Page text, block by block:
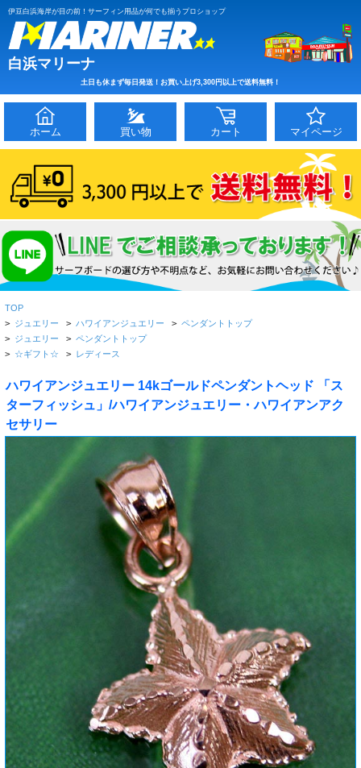
伊豆白浜海岸が目の前！サーフィン用品が何でも揃うプロショップ
白浜マリーナ
土日も休まず毎日発送！お買い上げ3,300円以上で送料無料！
ホーム 買い物 カート マイページ
TOP
> ジュエリー > ハワイアンジュエリー > ペンダントトップ
> ジュエリー > ペンダントトップ
> ☆ギフト☆ > レディース
ハワイアンジュエリー 14kゴールドペンダントヘッド 「ス
ターフィッシュ」/ハワイアンジュエリー・ハワイアンアク
セサリー